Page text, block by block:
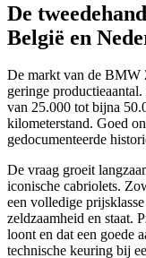
De
België en
De markt van de BMW
geringe
van 25.000 tot bijna
kilometerstand. Goed
gedocumenteerde
De vraag groeit
iconische cabriolets.
een volledige
zeldzaamheid en staat.
loont en dat een goede
technische keuring bij